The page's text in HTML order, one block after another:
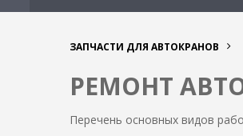
ЗАПЧАСТИ ДЛЯ АВТОКРАНОВ
РЕМОНТ
Перечень основных видов